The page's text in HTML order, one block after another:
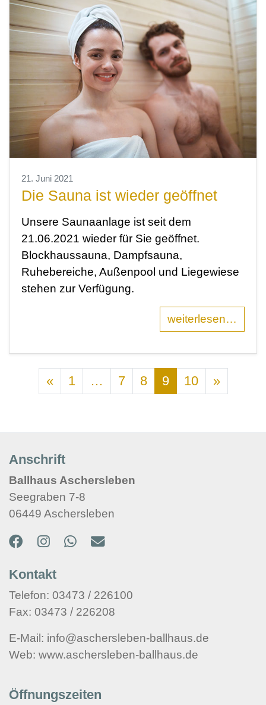
21. Juni 2021
Die Sauna ist wieder geöffnet
Unsere Saunaanlage ist seit dem
21.06.2021 wieder für Sie geöffnet.
Blockhaussauna, Dampfsauna,
Ruhebereiche, Außenpool und Liegewiese
stehen zur Verfügung.
weiterlesen…
Posts navigation
« 1 … 7 8 9 10 »
Anschrift
Ballhaus Aschersleben
Seegraben 7-8
06449 Aschersleben
Kontakt
Telefon: 03473 / 226100
Fax: 03473 / 226208
E-Mail: info@aschersleben-ballhaus.de
Web: www.aschersleben-ballhaus.de
Öffnungszeiten